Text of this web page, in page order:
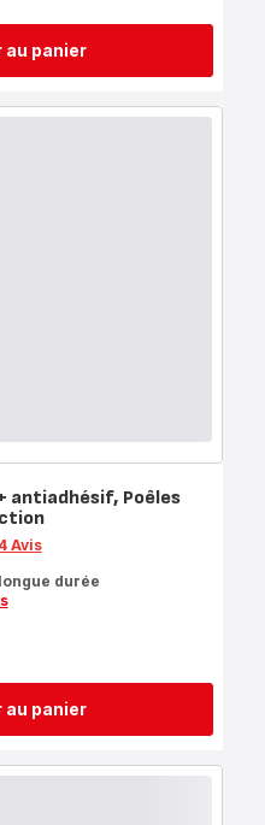
au panier
au panier
antiadhésif, Poêles
Avis
durée